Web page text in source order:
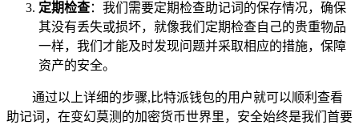
定期检查：我们需要定期检查助记词的保存情况，确保
其没有丢失或损坏，就像我们定期检查自己的贵重物品
一样，我们才能及时发现问题并采取相应的措施，保障
资产的安全。
通过以上详细的步骤,比特派钱包的用户就可以顺利查看
助记词，在变幻莫测的加密货币世界里，安全始终是我们首要